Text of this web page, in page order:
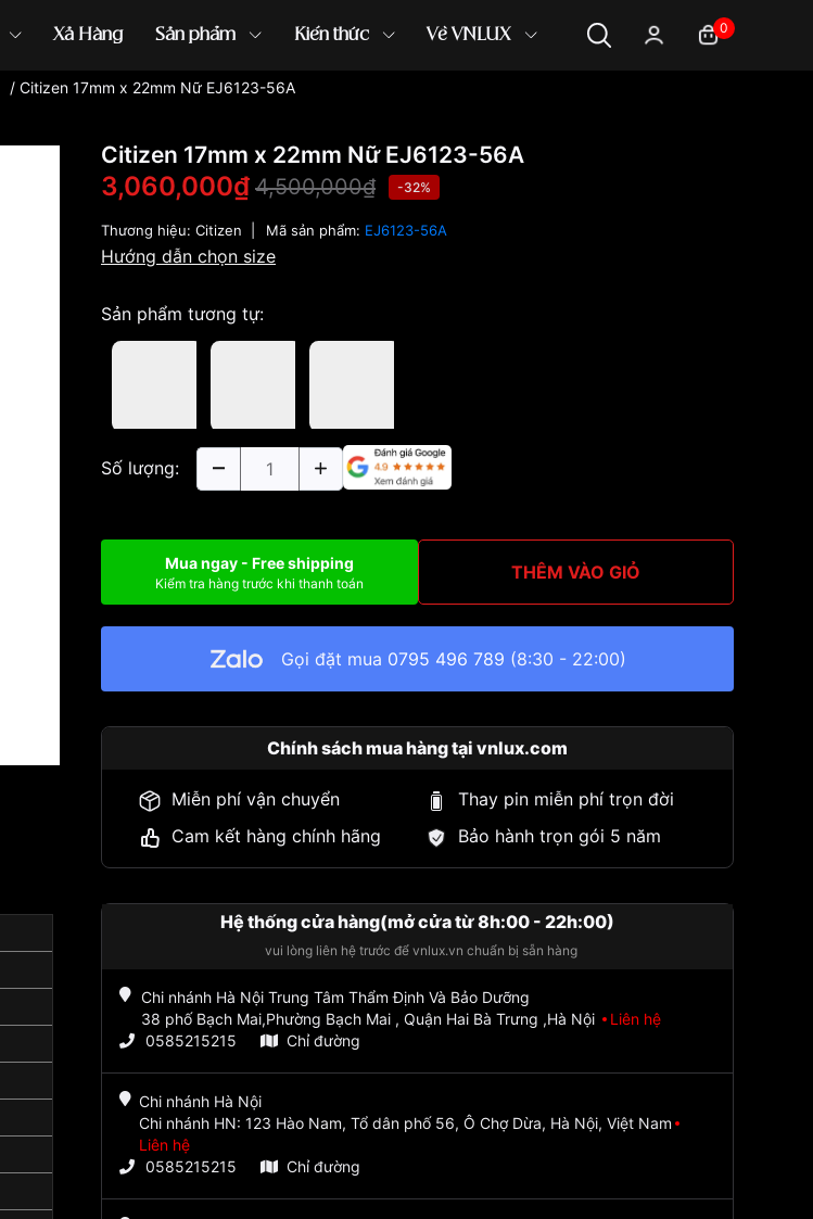
Xả Hàng Sản phẩm Kiến thức Về VNLUX 0
...
/ Citizen 17mm x 22mm Nữ EJ6123-56A
Citizen 17mm x 22mm Nữ EJ6123-56A
3,060,000₫ 4,500,000₫ -32%
Thương hiệu: Citizen Mã sản phẩm: EJ6123-56A
Hướng dẫn chọn size
Sản phẩm tương tự:
Số lượng:
Mua ngay - Free shipping
Kiểm tra hàng trước khi thanh toán THÊM VÀO GIỎ
Gọi đặt mua 0795 496 789 (8:30 - 22:00)
Chính sách mua hàng tại vnlux.com
Miễn phí vận chuyển
Thay pin miễn phí trọn đời
Cam kết hàng chính hãng
Bảo hành trọn gói 5 năm
Hệ thống cửa hàng(mở cửa từ 8h:00 - 22h:00)
vui lòng liên hệ trước để vnlux.vn chuẩn bị sẵn hàng
Chi nhánh Hà Nội Trung Tâm Thẩm Định Và Bảo Dưỡng
38 phố Bạch Mai,Phường Bạch Mai , Quận Hai Bà Trưng ,Hà Nội
Liên hệ
0585215215
Chỉ đường
Chi nhánh Hà Nội
Chi nhánh HN: 123 Hào Nam, Tổ dân phố 56, Ô Chợ Dừa, Hà Nội, Việt Nam
Liên hệ
0585215215
Chỉ đường